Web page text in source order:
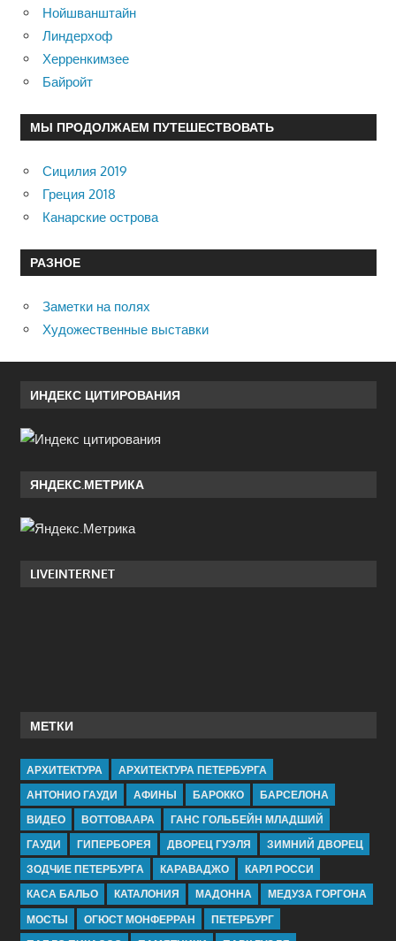
Нойшванштайн
Линдерхоф
Херренкимзее
Байройт
МЫ ПРОДОЛЖАЕМ ПУТЕШЕСТВОВАТЬ
Сицилия 2019
Греция 2018
Канарские острова
РАЗНОЕ
Заметки на полях
Художественные выставки
ИНДЕКС ЦИТИРОВАНИЯ
ЯНДЕКС.МЕТРИКА
LIVEINTERNET
МЕТКИ
АРХИТЕКТУРА
АРХИТЕКТУРА ПЕТЕРБУРГА
АНТОНИО ГАУДИ
АФИНЫ БАРОККО
БАРСЕЛОНА
ВИДЕО
ВОТТОВААРА
ГАНС ГОЛЬБЕЙН МЛАДШИЙ
ГАУДИ
ГИПЕРБОРЕЯ ДВОРЕЦ ГУЭЛЯ
ЗИМНИЙ ДВОРЕЦ
ЗОДЧИЕ ПЕТЕРБУРГА
КАРАВАДЖО
КАРЛ РОССИ
КАСА БАЛЬО
КАТАЛОНИЯ МАДОННА
МЕДУЗА ГОРГОНА
МОСТЫ
ОГЮСТ МОНФЕРРАН
ПЕТЕРБУРГ